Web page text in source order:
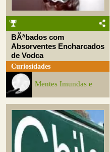
BÃªbados com
Absorventes Encharcados
de Vodca
Curiosidades
Mentes Imundas e